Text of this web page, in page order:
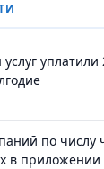
уплатили
по числу
в приложении